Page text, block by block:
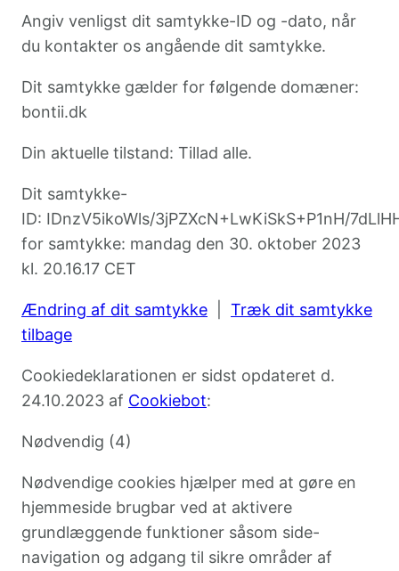
Angiv venligst dit samtykke-ID og -dato, når
du kontakter os angående dit samtykke.
Dit samtykke gælder for følgende domæner:
bontii.dk
Din aktuelle tilstand: Tillad alle.
Dit samtykke-
ID: IDnzV5ikoWls/3jPZXcN+LwKiSkS+P1nH/
for samtykke: mandag den 30. oktober 2023
kl. 20.16.17 CET
Ændring af dit samtykke
Træk dit samtykke
tilbage
Cookiedeklarationen er sidst opdateret d.
24.10.2023 af Cookiebot:
Nødvendig (4)
Nødvendige cookies hjælper med at gøre en
hjemmeside brugbar ved at aktivere
grundlæggende funktioner såsom side-
navigation og adgang til sikre områder af